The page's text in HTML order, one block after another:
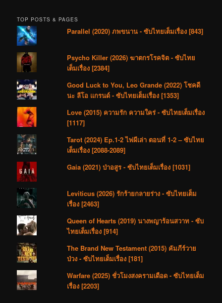
TOP POSTS & PAGES
Parallel (2020) ภพขนาน - ซับไทยเต็มเรื่อง [843]
Psycho Killer (2026) ฆาตกรโรคจิต - ซับไทย
เต็มเรื่อง [2384]
Good Luck to You, Leo Grande (2022) โชคดี
นะ ลีโอ แกรนด์ - ซับไทยเต็มเรื่อง [1353]
Love (2015) ความรัก ความใคร่ - ซับไทยเต็มเรื่อง
[1117]
Tarot (2024) Ep.1-2 ไพ่ผีเล่า ตอนที่ 1-2 – ซับไทย
เต็มเรื่อง [2088-2089]
Gaia (2021) ป่าอสูร - ซับไทยเต็มเรื่อง [1031]
Leviticus (2026) รักร้ายกลายร่าง - ซับไทยเต็ม
เรื่อง [2463]
Queen of Hearts (2019) นางพญาร้อนสวาท - ซับ
ไทยเต็มเรื่อง [914]
The Brand New Testament (2015) คัมภีร์วาย
ป่วง - ซับไทยเต็มเรื่อง [181]
Warfare (2025) ชั่วโมงสงครามเดือด - ซับไทยเต็ม
เรื่อง [2203]